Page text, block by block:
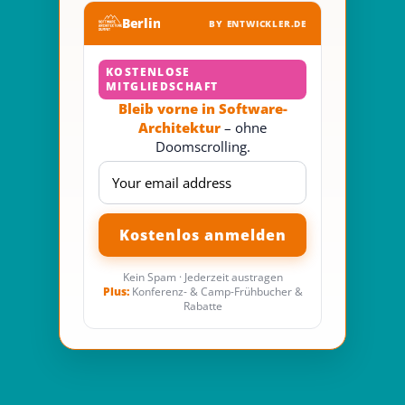
Berlin BY ENTWICKLER.DE
KOSTENLOSE
MITGLIEDSCHAFT
Bleib vorne in Software-
Architektur – ohne
Doomscrolling.
Kein Spam · Jederzeit austragen
Plus:Konferenz- & Camp-Frühbucher &
Rabatte